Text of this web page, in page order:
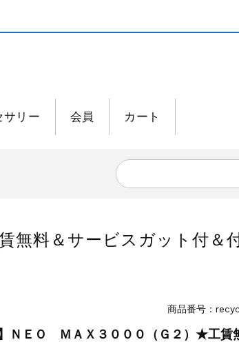
サリー 会員 カート
料＆サービスガット付＆
商品番号：
】ＮＥＯ ＭＡＸ３０００（Ｇ２）★工賃